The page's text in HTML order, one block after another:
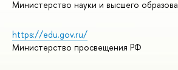
Министерство науки и высшего
https://edu.gov.ru/
Министерство просвещения РФ